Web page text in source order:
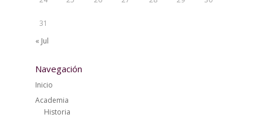
31
« Jul
Navegación
Inicio
Academia
Historia